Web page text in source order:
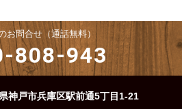
お問合せ（通話無料）
808-943
戸市兵庫区駅前通5丁目1-21